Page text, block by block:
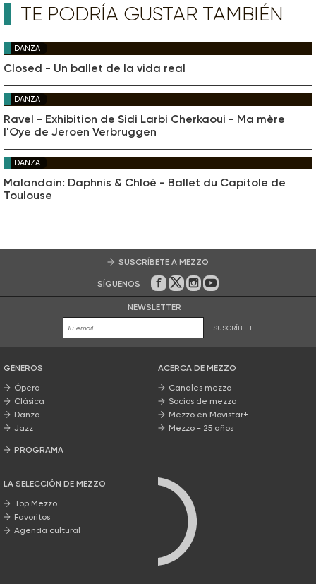
TE PODRÍA GUSTAR TAMBIÉN
DANZA
Closed - Un ballet de la vida real
DANZA
Ravel - Exhibition de Sidi Larbi Cherkaoui - Ma mère
l'Oye de Jeroen Verbruggen
DANZA
Malandain: Daphnis & Chloé - Ballet du Capitole de
Toulouse
SUSCRÍBETE A MEZZO
SÍGUENOS En Facebook
En Twitter
En Instagram
En Youtube
NEWSLETTER
SUSCRÍBETE
GÉNEROS
Ópera
Clásica
Danza
Jazz
PROGRAMA
LA SELECCIÓN DE MEZZO
Top Mezzo
Favoritos
Agenda cultural
ACERCA DE MEZZO
Canales mezzo
Socios de mezzo
Mezzo en Movistar+
Mezzo - 25 años